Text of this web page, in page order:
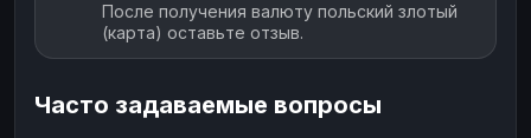
После получения валюту польский злотый
(карта) оставьте отзыв.
Часто задаваемые вопросы